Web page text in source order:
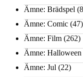
Ämne: Brädspel
Ämne: Comic (47)
Ämne: Film (262)
Ämne: Halloween
Ämne: Jul (22)